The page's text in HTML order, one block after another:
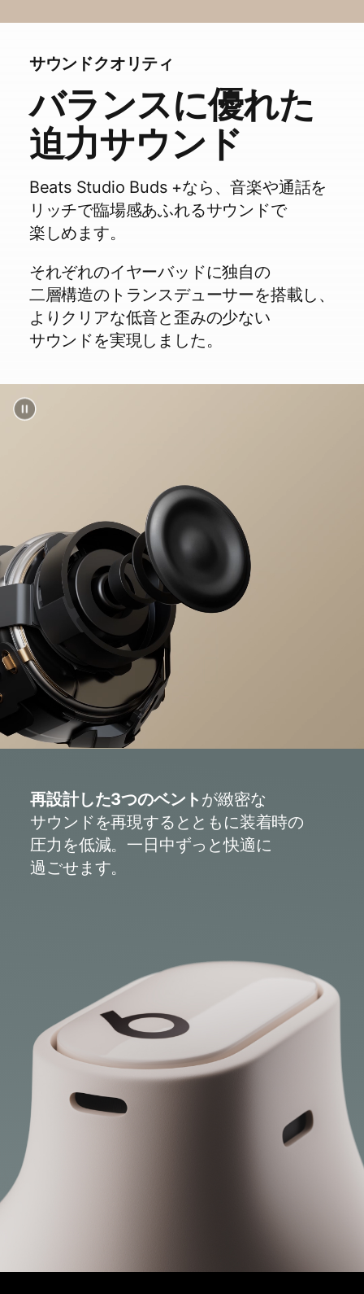
ダウンロードしてください。​​製品の​​
アップデート、​​新機能が​​利用できるので、​​
ヘッドフォンを​​最大限に​​活用できます。
合計で​​最大36時間の​​再生時間​
（イヤーバッド本体で​​最大9時間、​​さらに​​
充電ケースを​​使用して​​3回の​​充電が​​可能）
ANC／外部​​音取り込みモードが​​オンの​​
（イヤーバッド本体で​​最大6時間、​​さらに​​
充電ケースを​​使用して​​3回の​​充電が​​可能）
バッテリー残量が​​少なくなっても、​​Fast
Fuel機能搭載なので​​5分の​​充電で​​
USB-C充電ケーブル
左右の​​イヤーバッドに​​それぞれ1つの​​
音楽、​​通話、​​音声アシスタントの​​操作が​​
可能な​​オンデバイスコントロール
周囲の​​ノイズを​​取り​除き、​​クリアな​​音声を​​
実現する、​​声を​​正確に​​認識する​​内蔵マイク
Beats Studio Buds +
4つの​​サイズ​（XS/S/M/L）から​​選べる​​
シリコン製イヤーチップ
同色の​​ポケットサイズの​​充電ケース
（電源アダプタは​​別売りです）
クイックスタートガイド
サウンドクオリティ
バランスに​​優れた
迫力サウンド
Beats Studio Buds +なら、​​音楽や​​通話を​​
リッチで​​臨場感​あ​ふれる​​サウンドで​​
楽しめます。
それぞれの​​イヤーバッドに​​独自の​​
二層構造の​​トランスデューサーを​​搭載し、​​
より​​クリアな​​低音と​​歪みの​​少ない​​
サウンドを​​実現しました。
再設計した​​3つの​​ベント が​​緻密な​​
サウンドを​​再現するとともに​​装着時の​​
圧力を​​低減。​​一日​​中ずっと​​快適に​​
過ごせます。